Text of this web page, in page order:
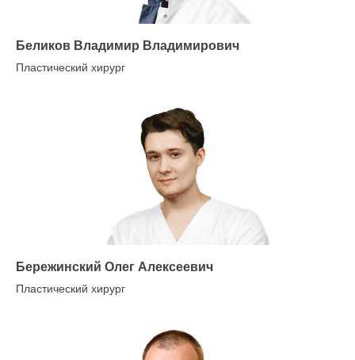
Беликов Владимир Владимирович
Пластический хирург
Бережинский Олег Алексеевич
Пластический хирург